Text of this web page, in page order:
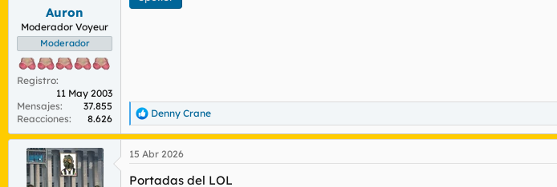
s
Auron
Moderador Voyeur
Moderador
Registro
11 May 2003
Mensajes
37.855
Reacciones
8.626
R
e
a
c
i
Denny Crane
15 Abr 2026
Portadas del LOL